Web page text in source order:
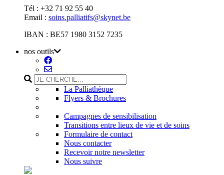
Tél : +32 71 92 55 40
Email : soins.palliatifs@skynet.be
IBAN : BE57 1980 3152 7235
nos outils
La Palliathèque
Flyers & Brochures
Campagnes de sensibilisation
Transitions entre lieux de vie et de soins
Formulaire de contact
Nous contacter
Recevoir notre newsletter
Nous suivre